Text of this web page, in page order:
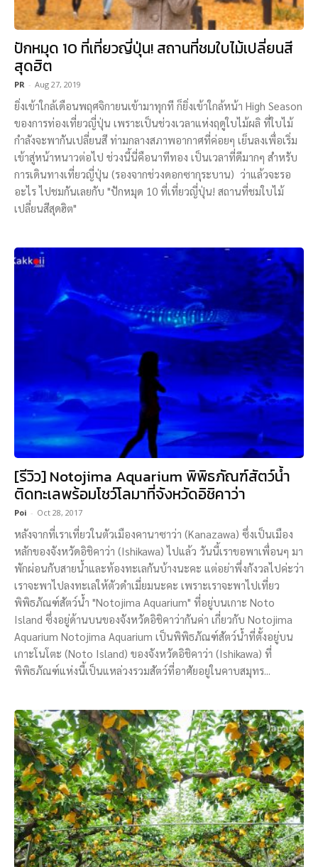
ปักหมุด 10 ที่เที่ยวญี่ปุ่น! สถานที่ชมใบไม้เปลี่ยนสี
สุดฮิต
PR - Aug 27, 2019
ยิ่งเข้าใกล้เดือนพฤศจิกายนเข้ามาทุกที ก็ยิ่งเข้าใกล้หน้า High Season
ของการท่องเที่ยวญี่ปุ่น เพราะเป็นช่วงเวลาแห่งฤดูใบไม้ผลิ ที่ใบไม้
กำลังจะพากันเปลี่ยนสี ท่ามกลางสภาพอากาศที่ค่อยๆ เย็นลงเพื่อเริ่ม
เข้าสู่หน้าหนาวต่อไป ช่วงนี้นี่คือนาทีทอง เป็นเวลาที่ดีมากๆ สำหรับ
การเดินทางเที่ยวญี่ปุ่น (รองจากช่วงดอกซากุระบาน) ว่าแล้วจะรอ
อะไร ไปชมกันเลยกับ "ปักหมุด 10 ที่เที่ยวญี่ปุ่น! สถานที่ชมใบไม้
เปลี่ยนสีสุดฮิต"
[รีวิว] Notojima Aquarium พิพิธภัณฑ์สัตว์น้ำ
ติดทะเลพร้อมโชว์โลมาที่จังหวัดอิชิคาว่า
Poi - Oct 28, 2017
หลังจากที่เราเที่ยวในตัวเมืองคานาซาว่า (Kanazawa) ซึ่งเป็นเมือง
หลักของจังหวัดอิชิคาว่า (Ishikawa) ไปแล้ว วันนี้เราขอพาเพื่อนๆ มา
พักผ่อนกับสายน้ำและท้องทะเลกันบ้างนะคะ แต่อย่าพึ่งกังวลไปค่ะว่า
เราจะพาไปลงทะเลให้ตัวดำเมี่ยมนะคะ เพราะเราจะพาไปเที่ยว
พิพิธภัณฑ์สัตว์น้ำ "Notojima Aquarium" ที่อยู่บนเกาะ Noto
Island ซึ่งอยู่ด้านบนของจังหวัดอิชิคาว่ากันค่า เกี่ยวกับ Notojima
Aquarium Notojima Aquarium เป็นพิพิธภัณฑ์สัตว์น้ำที่ตั้งอยู่บน
เกาะโนโตะ (Noto Island) ของจังหวัดอิชิคาว่า (Ishikawa) ที่
พิพิธภัณฑ์แห่งนี้เป็นแหล่วงรวมสัตว์ที่อาศัยอยู่ในคาบสมุทร...